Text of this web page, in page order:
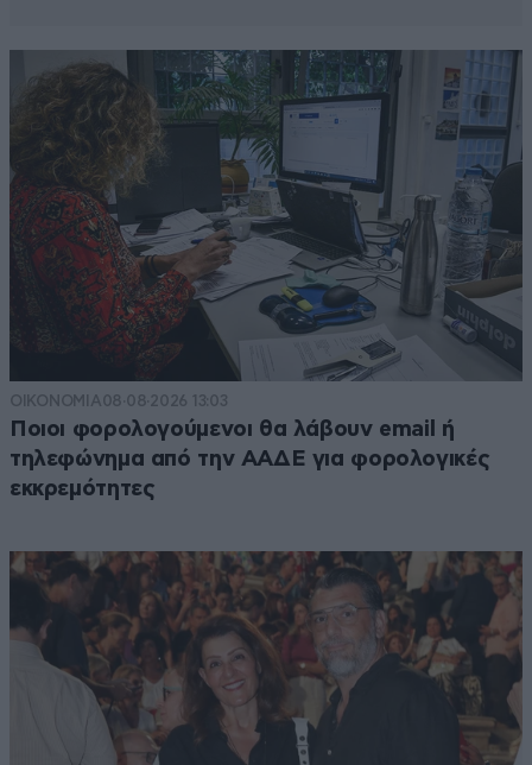
ΟΙΚΟΝΟΜΙΑ08·08·2026 13:03
Ποιοι φορολογούμενοι θα λάβουν email ή
τηλεφώνημα από την ΑΑΔΕ για φορολογικές
εκκρεμότητες